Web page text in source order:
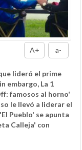
A+ a-
lideró el prime
embargo, La 1
famosos al horno'
le llevó a liderar el
Pueblo' se apunta
Calleja' con